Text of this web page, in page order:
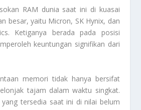
RAM dunia saat ini di kuasai
besar, yaitu Micron, SK Hynix, dan
. Ketiganya berada pada posisi
keuntungan signifikan dari
memori tidak hanya bersifat
tajam dalam waktu singkat.
yang tersedia saat ini di nilai belum